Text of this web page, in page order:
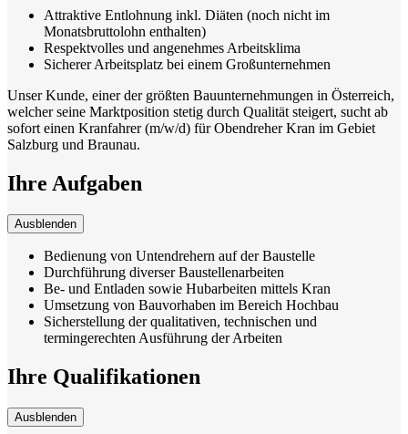
Attraktive Entlohnung inkl. Diäten (noch nicht im
Monatsbruttolohn enthalten)
Respektvolles und angenehmes Arbeitsklima
Sicherer Arbeitsplatz bei einem Großunternehmen
Unser Kunde, einer der größten Bauunternehmungen in Österreich,
welcher seine Marktposition stetig durch Qualität steigert, sucht ab
sofort einen Kranfahrer (m/w/d) für Obendreher Kran im Gebiet
Salzburg und Braunau.
Ihre Aufgaben
Ausblenden
Bedienung von Untendrehern auf der Baustelle
Durchführung diverser Baustellenarbeiten
Be- und Entladen sowie Hubarbeiten mittels Kran
Umsetzung von Bauvorhaben im Bereich Hochbau
Sicherstellung der qualitativen, technischen und
termingerechten Ausführung der Arbeiten
Ihre Qualifikationen
Ausblenden